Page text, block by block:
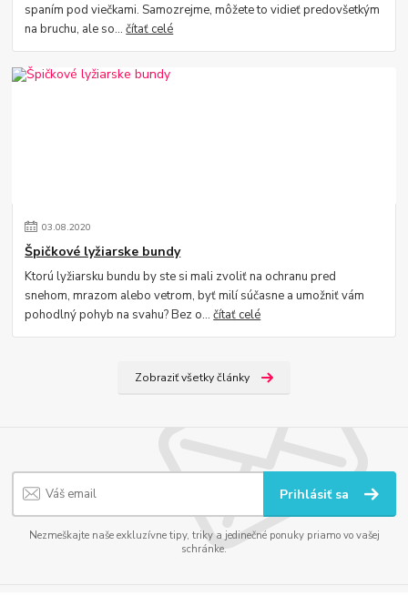
spaním pod viečkami. Samozrejme, môžete to vidieť predovšetkým
na bruchu, ale so...čítať celé
03.08.2020
Špičkové lyžiarske bundy
Ktorú lyžiarsku bundu by ste si mali zvoliť na ochranu pred
snehom, mrazom alebo vetrom, byť milí súčasne a umožniť vám
pohodlný pohyb na svahu? Bez o...čítať celé
Zobraziť všetky články
Prihlásiť sa
Nezmeškajte naše exkluzívne tipy, triky a jedinečné ponuky priamo vo vašej
schránke.